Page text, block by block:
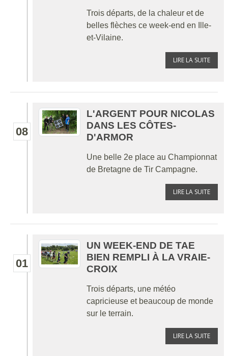
Trois départs, de la chaleur et de
belles flèches ce week-end en Ille-
et-Vilaine.
LIRE LA SUITE
08
L'ARGENT POUR NICOLAS
DANS LES CÔTES-
D'ARMOR
Une belle 2e place au Championnat
de Bretagne de Tir Campagne.
LIRE LA SUITE
01
UN WEEK-END DE TAE
BIEN REMPLI À LA VRAIE-
CROIX
Trois départs, une météo
capricieuse et beaucoup de monde
sur le terrain.
LIRE LA SUITE